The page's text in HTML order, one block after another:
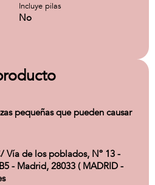
Incluye pilas
No
pequeñas que pueden causar
Vía de los poblados, Nº 13 -
- Madrid, 28033 ( MADRID -